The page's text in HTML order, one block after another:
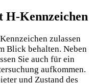
H-Kennzeichen
zulassen
Blick behalten. Neben
Sie auch für ein
aufkommen.
und Zustand des